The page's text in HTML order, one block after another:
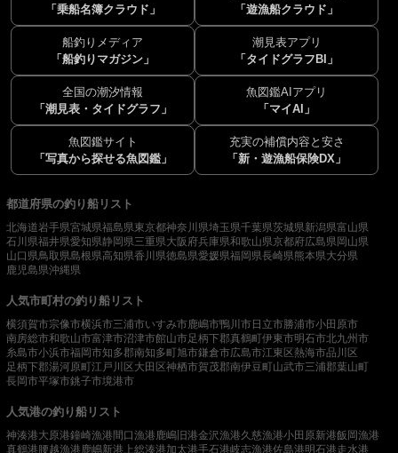
「乗船名簿クラウド」
「遊漁船クラウド」
船釣りメディア
「船釣りマガジン」
潮見表アプリ
「タイドグラフBI」
全国の潮汐情報
「潮見表・タイドグラフ」
魚図鑑AIアプリ
「マイAI」
魚図鑑サイト
「写真から探せる魚図鑑」
充実の補償内容と安さ
「新・遊漁船保険DX」
都道府県の釣り船リスト
北海道岩手県宮城県福島県東京都神奈川県埼玉県千葉県茨城県新潟県富山県
石川県福井県愛知県静岡県三重県大阪府兵庫県和歌山県京都府広島県岡山県
山口県鳥取県島根県高知県香川県徳島県愛媛県福岡県長崎県熊本県大分県
鹿児島県沖縄県
人気市町村の釣り船リスト
横須賀市宗像市横浜市三浦市いすみ市鹿嶋市鴨川市日立市勝浦市小田原市
南房総市和歌山市富津市沼津市館山市足柄下郡真鶴町伊東市明石市北九州市
糸島市小浜市福岡市知多郡南知多町旭市鎌倉市広島市江東区熱海市品川区
足柄下郡湯河原町江戸川区大田区神栖市賀茂郡南伊豆町山武市三浦郡葉山町
長岡市平塚市銚子市境港市
人気港の釣り船リスト
神湊港大原港鐘崎漁港間口漁港 鹿嶋旧港金沢漁港久慈漁港小田原新港飯岡漁港
真鶴港腰越漁港 鹿嶋新港 上総湊港加太港手石港岐志漁港佐島港明石港走水港